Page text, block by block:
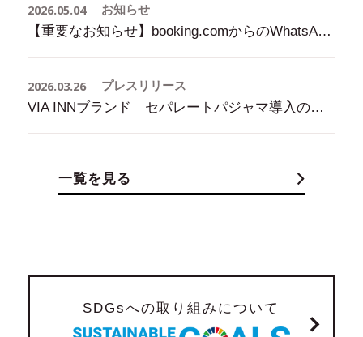
2026.05.04 お知らせ
【重要なお知らせ】booking.comからのWhatsApp等での問い合わせについて
2026.03.26 プレスリリース
VIA INNブランド セパレートパジャマ導入のお知らせ
一覧を見る
SDGsへの取り組みについて